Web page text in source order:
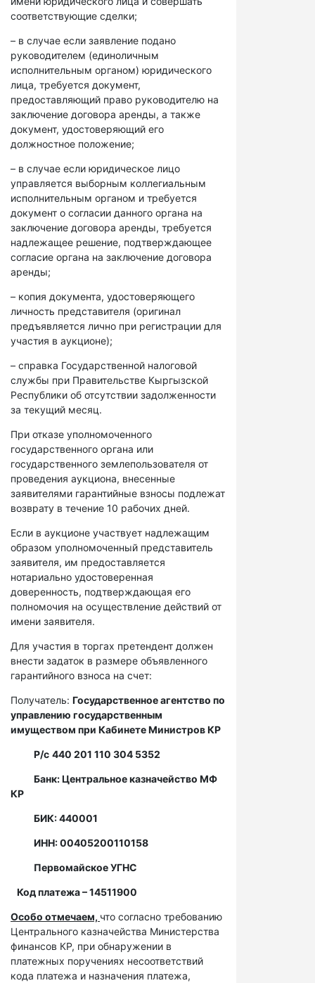
соответствующие сделки;
– в случае если заявление подано
руководителем (единоличным
исполнительным органом) юридического
лица, требуется документ,
предоставляющий право руководителю на
заключение договора аренды, а также
документ, удостоверяющий его
должностное положение;
– в случае если юридическое лицо
управляется выборным коллегиальным
исполнительным органом и требуется
документ о согласии данного органа на
заключение договора аренды, требуется
надлежащее решение, подтверждающее
согласие органа на заключение договора
аренды;
– копия документа, удостоверяющего
личность представителя (оригинал
предъявляется лично при регистрации для
участия в аукционе);
– справка Государственной налоговой
службы при Правительстве Кыргызской
Республики об отсутствии задолженности
за текущий месяц.
При отказе уполномоченного
государственного органа или
государственного землепользователя от
проведения аукциона, внесенные
заявителями гарантийные взносы подлежат
возврату в течение 10 рабочих дней.
Если в аукционе участвует надлежащим
образом уполномоченный представитель
заявителя, им предоставляется
нотариально удостоверенная
доверенность, подтверждающая его
полномочия на осуществление действий от
имени заявителя.
Для участия в торгах претендент должен
внести задаток в размере объявленного
гарантийного взноса на счет:
Получатель: Государственное агентство по
управлению государственным
имуществом при Кабинете Министров КР
Р/с 440 201 110 304 5352
Банк: Центральное казначейство МФ
КР
БИК: 440001
ИНН: 00405200110158
Первомайское УГНС
Код платежа – 14511900
Особо отмечаем, что согласно требованию
Центрального казначейства Министерства
финансов КР, при обнаружении в
платежных поручениях несоответствий
кода платежа и назначения платежа,